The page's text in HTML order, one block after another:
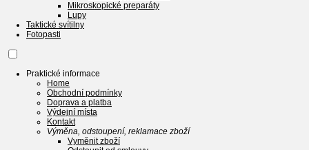
Mikroskopické preparáty
Lupy
Taktické svítilny
Fotopasti
Praktické informace
Home
Obchodní podmínky
Doprava a platba
Výdejní místa
Kontakt
Výměna, odstoupení, reklamace zboží
Vyměnit zboží